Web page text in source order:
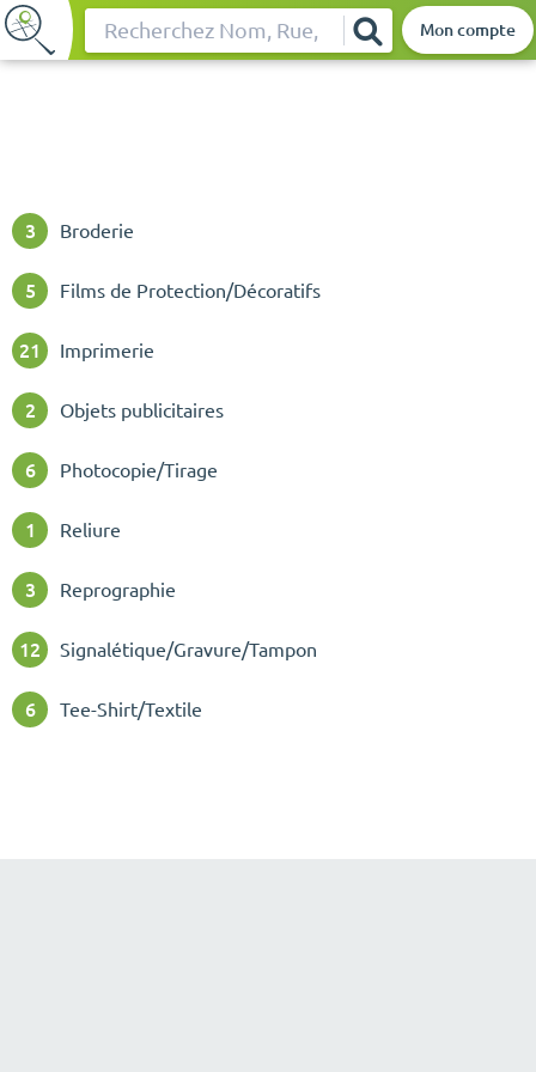
Rechercher Mon compte
3 Broderie
5 Films de Protection/Décoratifs
21 Imprimerie
2 Objets publicitaires
6 Photocopie/Tirage
1 Reliure
3 Reprographie
12 Signalétique/Gravure/Tampon
6 Tee-Shirt/Textile